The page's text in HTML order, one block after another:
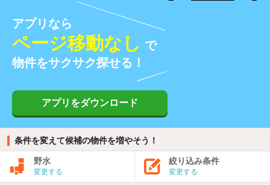
アプリなら
ページ移動なし で
物件をサクサク探せる！
アプリをダウンロード
条件を変えて候補の物件を増やそう！
野水
変更する
絞り込み条件
変更する